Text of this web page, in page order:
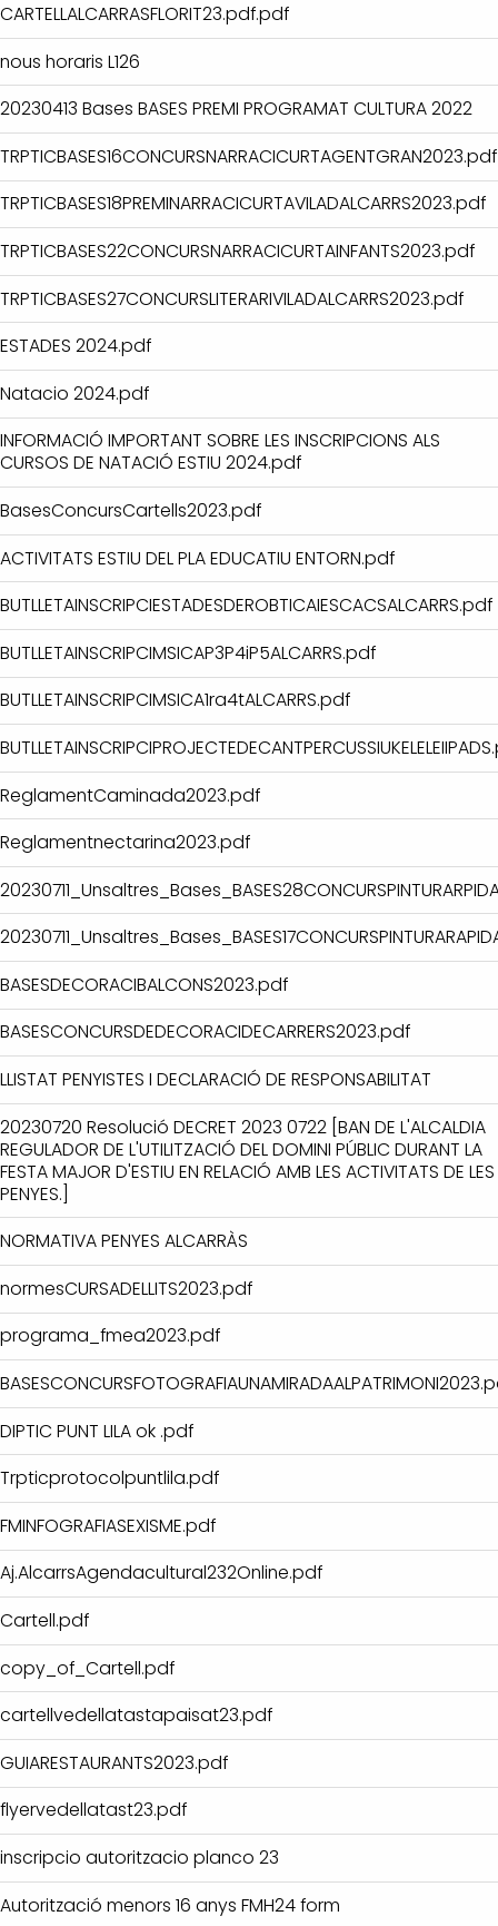
CARTELLALCARRASFLORIT23.pdf.pdf
nous horaris L126
20230413 Bases BASES PREMI PROGRAMAT CULTURA 2022
TRPTICBASES16CONCURSNARRACICURTAGENTGRAN2023.pdf
TRPTICBASES18PREMINARRACICURTAVILADALCARRS2023.pdf
TRPTICBASES22CONCURSNARRACICURTAINFANTS2023.pdf
TRPTICBASES27CONCURSLITERARIVILADALCARRS2023.pdf
ESTADES 2024.pdf
Natacio 2024.pdf
INFORMACIÓ IMPORTANT SOBRE LES INSCRIPCIONS ALS
CURSOS DE NATACIÓ ESTIU 2024.pdf
BasesConcursCartells2023.pdf
ACTIVITATS ESTIU DEL PLA EDUCATIU ENTORN.pdf
BUTLLETAINSCRIPCIESTADESDEROBTICAIESCACSALCARRS.pdf
BUTLLETAINSCRIPCIMSICAP3P4iP5ALCARRS.pdf
BUTLLETAINSCRIPCIMSICA1ra4tALCARRS.pdf
ReglamentCaminada2023.pdf
Reglamentnectarina2023.pdf
BASESDECORACIBALCONS2023.pdf
BASESCONCURSDEDECORACIDECARRERS2023.pdf
LLISTAT PENYISTES I DECLARACIÓ DE RESPONSABILITAT
20230720 Resolució DECRET 2023 0722 [BAN DE L'ALCALDIA
REGULADOR DE L'UTILITZACIÓ DEL DOMINI PÚBLIC DURANT LA
FESTA MAJOR D'ESTIU EN RELACIÓ AMB LES ACTIVITATS DE LES
PENYES.]
NORMATIVA PENYES ALCARRÀS
normesCURSADELLITS2023.pdf
programa_fmea2023.pdf
DIPTIC PUNT LILA ok .pdf
Trpticprotocolpuntlila.pdf
FMINFOGRAFIASEXISME.pdf
Aj.AlcarrsAgendacultural232Online.pdf
Cartell.pdf
copy_of_Cartell.pdf
cartellvedellatastapaisat23.pdf
GUIARESTAURANTS2023.pdf
flyervedellatast23.pdf
inscripcio autoritzacio planco 23
Autorització menors 16 anys FMH24 form